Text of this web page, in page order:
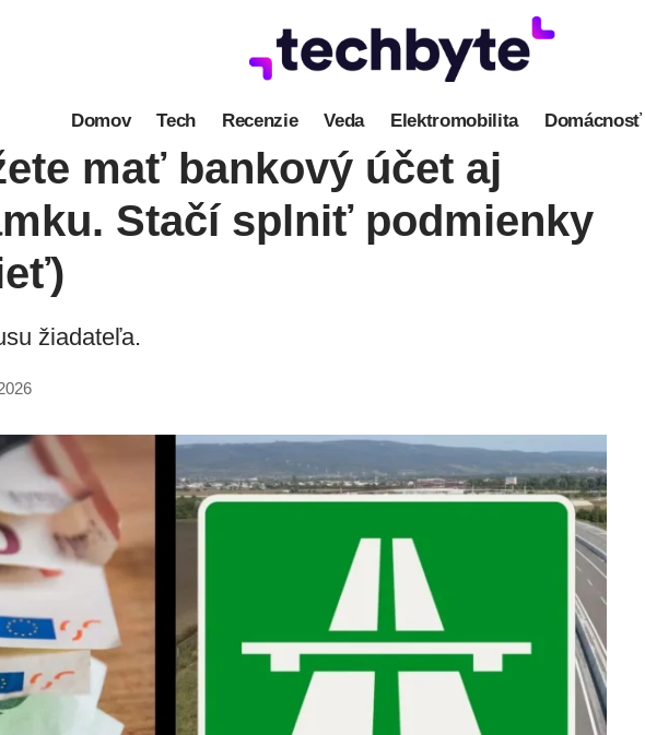
Domov Tech Recenzie Veda Elektromobilita Domácnosť
mať bankový účet aj
Stačí splniť podmienky
žiadateľa.